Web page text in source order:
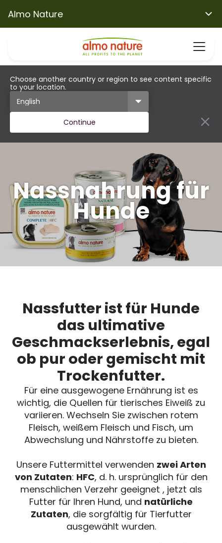
Almo Nature
Choose another country or region to see content specific
to your location.
Continue
Nassfutter ist für Hunde
das ultimative
Geschmackserlebnis, egal
ob pur oder gemischt mit
Trockenfutter.
Für eine ausgewogene Ernährung ist es
wichtig, die Quellen für tierisches Eiweiß zu
variieren. Wechseln Sie zwischen rotem
Fleisch, weißem Fleisch und Fisch, um
Abwechslung und Nährstoffe zu bieten.
Unsere Futtermittel verwenden zwei Arten
von Zutaten: HFC, d. h. ursprünglich für den
menschlichen Verzehr geeignet , jetzt als
Futter für Ihren Hund, und natürliche
Zutaten, die sorgfältig für Tierfutter
ausgewählt wurden.